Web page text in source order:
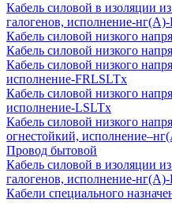
Кабель силовой в изоляции
галогенов, исполнение-
Кабель силовой низкого
Кабель силовой низкого
Кабель силовой низкого
исполнение-FRLSLTx
Кабель силовой низкого
исполнение-LSLTx
Кабель силовой низкого
огнестойкий,
Провод бытовой
Кабель силовой в изоляции
галогенов, исполнение-
Кабели специального